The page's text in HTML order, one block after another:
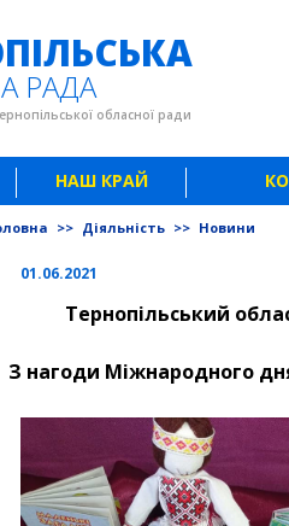
РАДА
обласної ради
НАШ КРАЙ
>> Діяльність >> Новини
01.06.2021
Тернопільський
З нагоди Міжнародного